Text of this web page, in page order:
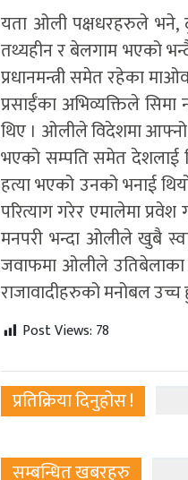
यता ओली पक्षधरहरुले भने,
तथ्यहीन र बेलगाम भएको
प्रधानमन्त्री समेत रहेका
प्रसाईँका अभिव्यक्तिले
थिए । ओलीले विदेशमा आफ्नो
भएको सम्पति समेत देशलाई
हत्या भएको उनको भनाई
परित्याग गरेर एमालेमा
मनपरी भन्दा अ‍ोलीले खुबै
जवाफमा ओलीले उतिबेलाका
राजावादीहरुको मनोबल उच्च
Post Views: 78
प्रतिक्रिया दिनुहोस !
सम्बन्धित खबरहरु